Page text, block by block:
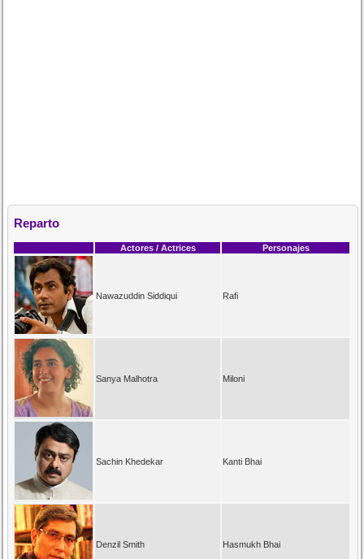
Reparto
Actores / Actrices Personajes
Nawazuddin Siddiqui Rafi
Sanya Malhotra Miloni
Sachin Khedekar Kanti Bhai
Denzil Smith Hasmukh Bhai